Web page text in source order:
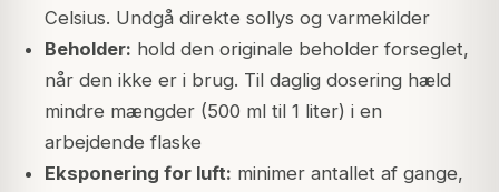
Celsius. Undgå direkte sollys og varmekilder
Beholder: hold den originale beholder forseglet,
når den ikke er i brug. Til daglig dosering hæld
mindre mængder (500 ml til 1 liter) i en
arbejdende flaske
Eksponering for luft: minimer antallet af gange,